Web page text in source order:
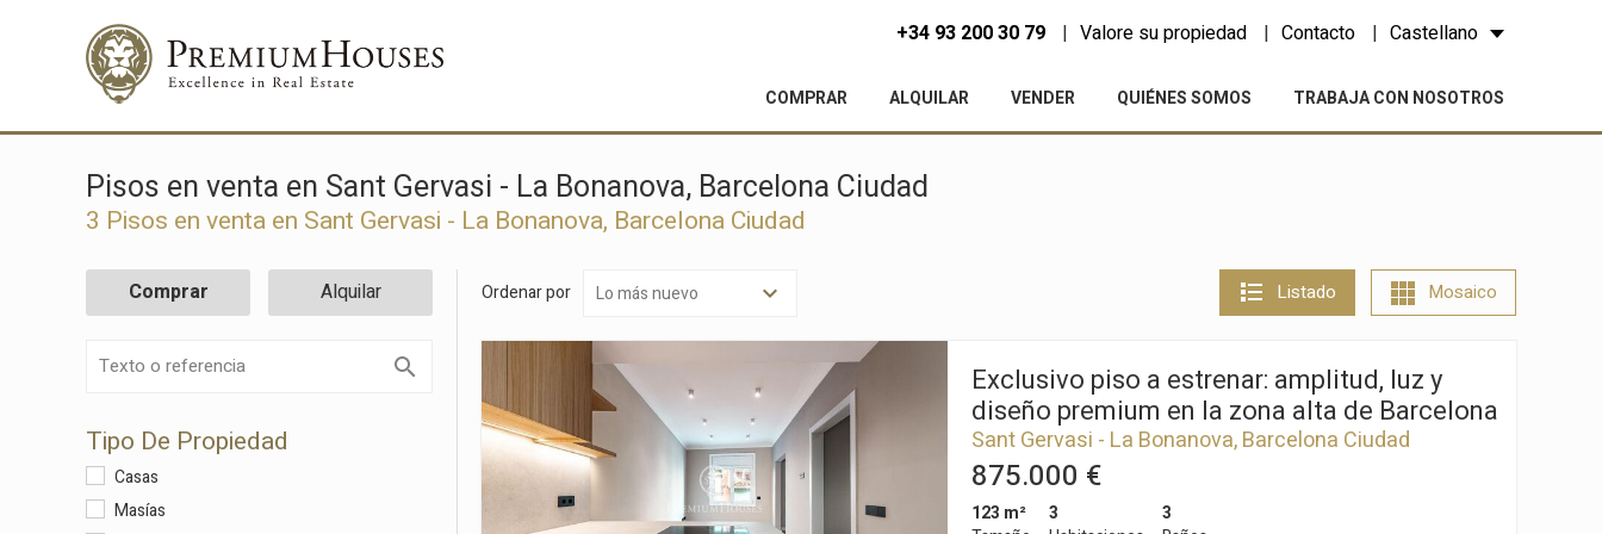
+34 93 200 30 79 Valore su propiedad Contacto Castellano
COMPRAR ALQUILAR VENDER QUIÉNES SOMOS TRABAJA CON NOSOTROS
Pisos en venta en Sant Gervasi - La Bonanova, Barcelona Ciudad
3 Pisos en venta en Sant Gervasi - La Bonanova, Barcelona Ciudad
Comprar Alquilar
Tipo De Propiedad
Casas
Masías
Ordenar por Listado Mosaico
Exclusivo piso a estrenar: amplitud, luz y
diseño premium en la zona alta de Barcelona
Sant Gervasi - La Bonanova, Barcelona Ciudad
875.000 €
123 m²
3
3